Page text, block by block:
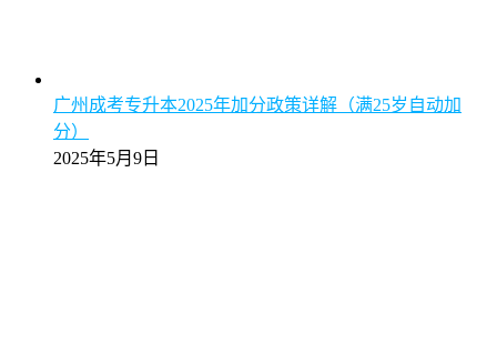
广州成考专升本2025年加分政策详解（满25岁自动加
分）
2025年5月9日